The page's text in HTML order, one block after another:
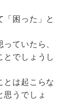
「困った」と
ていたら、
とでしょうし
とは起こらな
思うでしょ